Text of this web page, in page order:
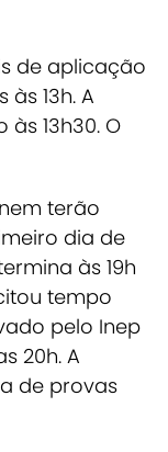
de aplicação
13h. A
13h30. O
terão
dia de
às 19h
tempo
pelo Inep
20h. A
de provas